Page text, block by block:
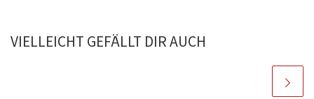
VIELLEICHT GEFÄLLT DIR AUCH